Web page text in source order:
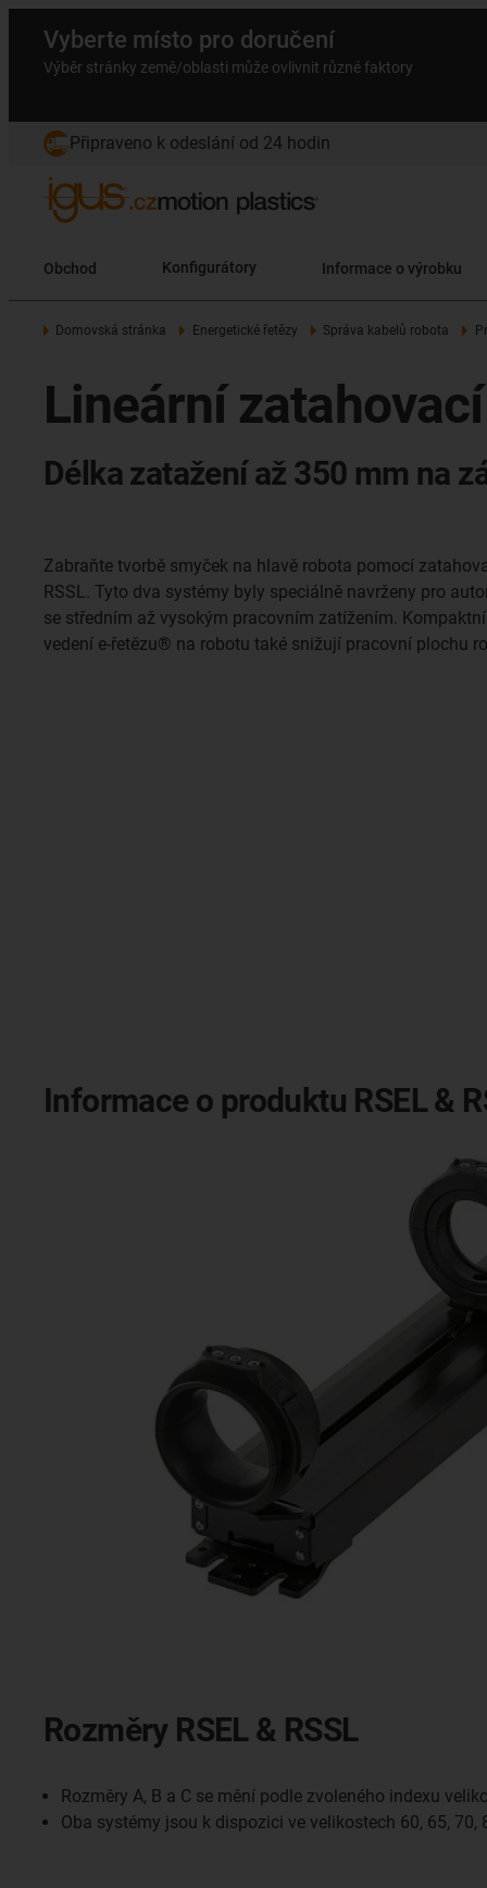
Vyberte místo pro doručení
Výběr stránky země/oblasti může ovlivnit různé faktory
Připraveno k odeslání od 24 hodin
Obchod Konfigurátory Informace o výrobku
Domovská stránka Energetické řetězy Správa kabelů robota
Lineární
Délka zatažení až 350 mm na
Zabraňte tvorbě smyček na hlavě robota pomocí
RSSL. Tyto dva systémy byly speciálně navrženy pro
se středním až vysokým pracovním zatížením.
vedení e-řetězu® na robotu také snižují pracovní plochu
Informace o produktu RSEL &
Rozměry RSEL & RSSL
Rozměry A, B a C se mění podle zvoleného indexu
Oba systémy jsou k dispozici ve velikostech 60, 65, 70,